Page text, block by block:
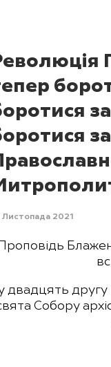
Листопада 2021
Проповідь
двадцять другу
Собору